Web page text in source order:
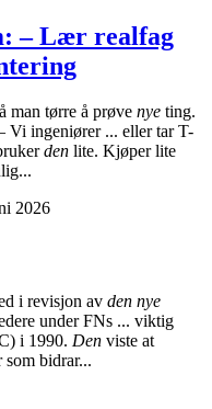
– Lær realfag
man tørre å prøve nye ting.
Vi ingeniører ... eller tar T-
den lite. Kjøper lite
2026
i revisjon av den nye
under FNs ... viktig
i 1990. Den viste at
som bidrar...